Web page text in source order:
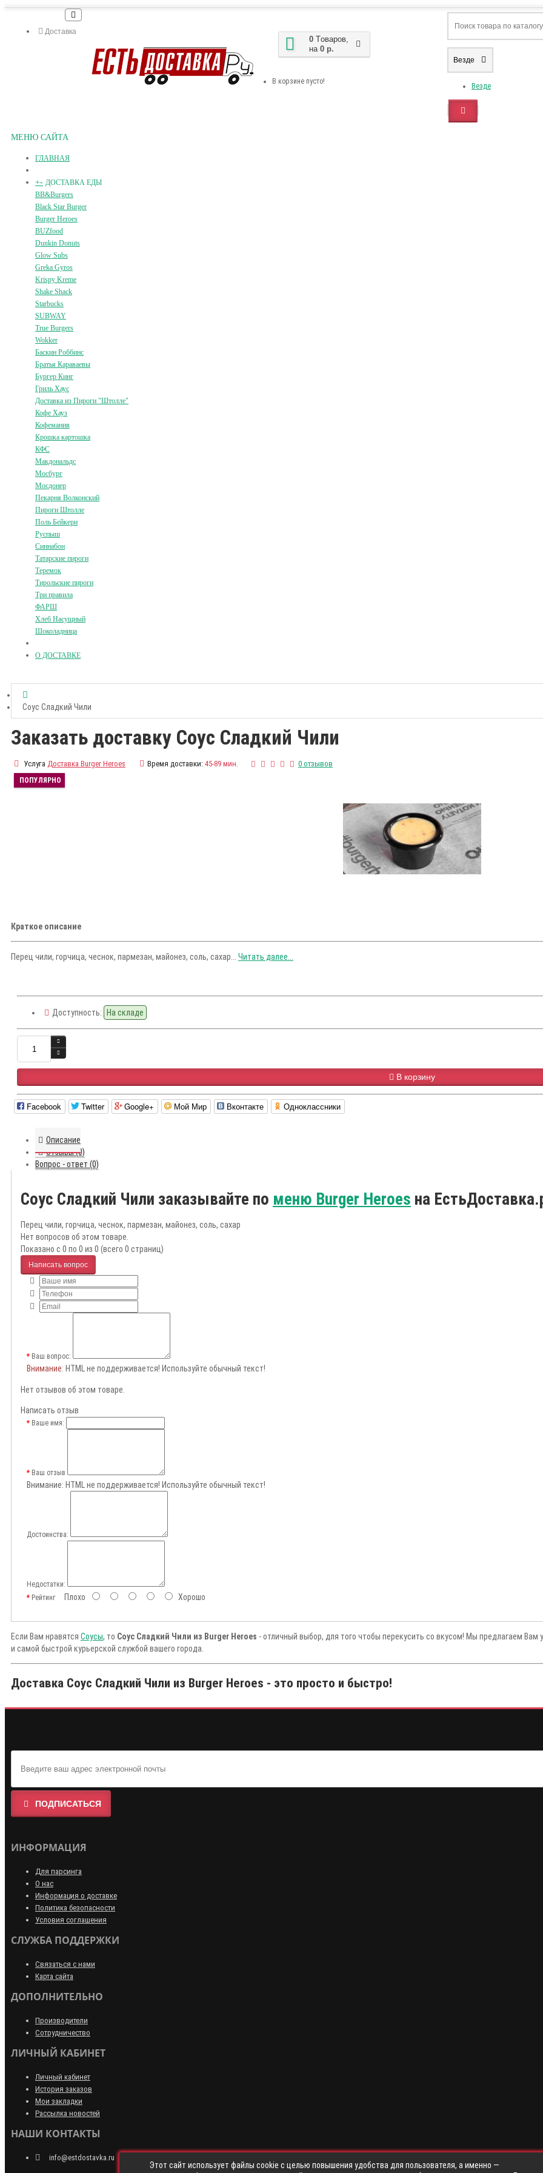
Доставка
0 Tоваров,
на 0 р.
В корзине пусто!
Везде
Везде
МЕНЮ САЙТА
ГЛАВНАЯ
+- ДОСТАВКА ЕДЫ
BB&Burgers
Black Star Burger
Burger Heroes
BUZfood
Dunkin Donuts
Glow Subs
Greka Gyros
Krispy Kreme
Shake Shack
Starbucks
SUBWAY
True Burgers
Wokker
Баскин Роббинс
Братья Караваевы
Бургер Кинг
Гриль Хаус
Доставка из Пироги "Штолле"
Кофе Хауз
Кофемания
Крошка картошка
КФС
Макдональдс
Мосбург
Мосдонер
Пекарня Волконский
Пироги Штолле
Поль Бейкери
Руспыш
Синнабон
Татарские пироги
Теремок
Тирольские пироги
Три правила
ФАРШ
Хлеб Насущный
Шоколадница
О ДОСТАВКЕ
Соус Сладкий Чили
Заказать доставку Соус Сладкий Чили
Услуга Доставка Burger Heroes Время доставки: 45-89 мин. 0 отзывов
ПОПУЛЯРНО
Краткое описание
Перец чили, горчица, чеснок, пармезан, майонез, соль, сахар... Читать далее...
Доступность: На складе
В корзину
Facebook Twitter Google+ Мой Мир Вконтакте Одноклассники
Описание
Отзывы (0)
Вопрос - ответ (0)
Соус Сладкий Чили заказывайте по меню Burger Heroes на
Перец чили, горчица, чеснок, пармезан, майонез, соль, сахар
Нет вопросов об этом товаре.
Показано с 0 по 0 из 0 (всего 0 страниц)
Написать вопрос
Ваш вопрос:
Внимание: HTML не поддерживается! Используйте обычный текст!
Нет отзывов об этом товаре.
Написать отзыв
Ваше имя:
Ваш отзыв
Внимание: HTML не поддерживается! Используйте обычный текст!
Достоинства:
Недостатки:
РейтингПлохо Хорошо
Если Вам нравятся Соусы, то Соус Сладкий Чили из Burger Heroes - отличный выбор, для того чтобы перекусить со вкусом! Мы предлагаем Вам
и самой быстрой курьерской службой вашего города.
Доставка Соус Сладкий Чили из Burger Heroes - это просто и быстро!
ПОДПИСАТЬСЯ
ИНФОРМАЦИЯ
Для парсинга
О нас
Информация о доставке
Политика безопасности
Условия соглашения
СЛУЖБА ПОДДЕРЖКИ
Связаться с нами
Карта сайта
ДОПОЛНИТЕЛЬНО
Производители
Сотрудничество
ЛИЧНЫЙ КАБИНЕТ
Личный кабинет
История заказов
Мои закладки
Рассылка новостей
НАШИ КОНТАКТЫ
info@estdostavka.ru
Этот сайт использует файлы cookie с целью повышения удобства для пользователя, а именно —